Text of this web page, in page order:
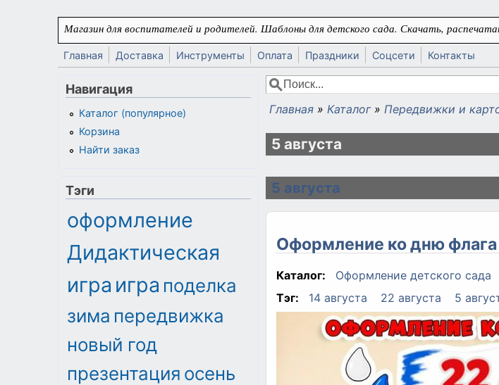
Перейти к основному содержанию
Магазин для воспитателей и родителей. Шаблоны для детского сада. Скачать,
Главная Доставка Инструменты Оплата Праздники Соцсети Контакты
Форма поиска
Поиск
Вы здесь
Главная » Каталог » Передвижки и
5 августа
5 августа
Оформление ко дню флага
Каталог:
Оформление детского сада
Тэг:
14 августа 22 августа 5
Навигация
Каталог (популярное)
Корзина
Найти заказ
Тэги
оформление
Дидактическая
игра игра поделка
зима передвижка
новый год
презентация осень